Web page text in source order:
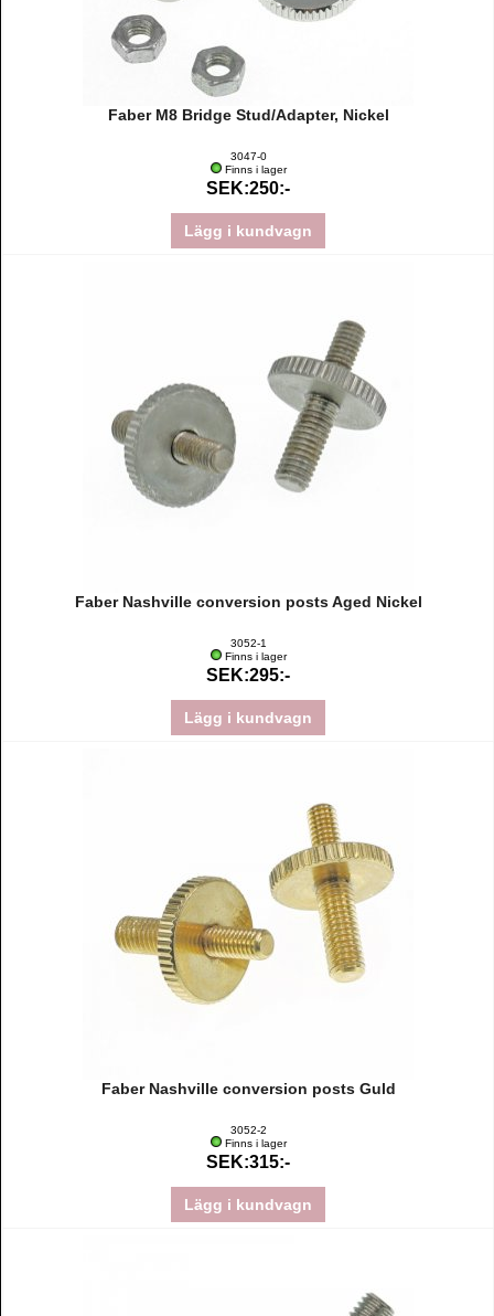
Faber M8 Bridge Stud/Adapter, Nickel
3047-0
Finns i lager
SEK:250:-
Lägg i kundvagn
Faber Nashville conversion posts Aged Nickel
3052-1
Finns i lager
SEK:295:-
Lägg i kundvagn
Faber Nashville conversion posts Guld
3052-2
Finns i lager
SEK:315:-
Lägg i kundvagn